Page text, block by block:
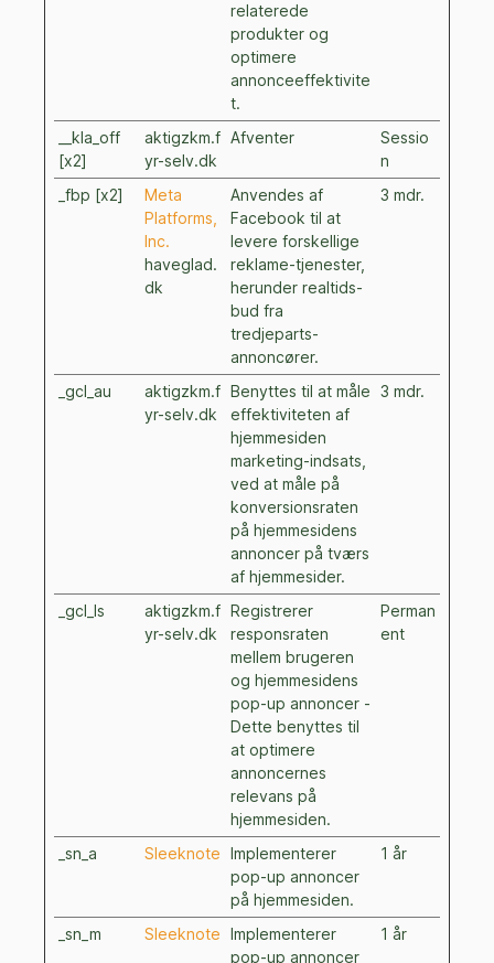
relaterede
produkter og
optimere
annonceeffektivite
t.
__kla_off
[x2]
aktigzkm.f
yr-selv.dk
Afventer
Sessio
n
_fbp [x2]
Meta
Platforms,
Inc.
haveglad.
dk
Anvendes af
Facebook til at
levere forskellige
reklame-tjenester,
herunder realtids-
bud fra
tredjeparts-
annoncører.
3 mdr.
_gcl_au
aktigzkm.f
yr-selv.dk
Benyttes til at måle
effektiviteten af
hjemmesiden
marketing-indsats,
ved at måle på
konversionsraten
på hjemmesidens
annoncer på tværs
af hjemmesider.
3 mdr.
_gcl_ls
aktigzkm.f
yr-selv.dk
Registrerer
responsraten
mellem brugeren
og hjemmesidens
pop-up annoncer -
Dette benyttes til
at optimere
annoncernes
relevans på
hjemmesiden.
Perman
ent
_sn_a Sleeknote Implementerer
pop-up annoncer
på hjemmesiden.
1 år
_sn_m Sleeknote Implementerer
pop-up annoncer
1 år